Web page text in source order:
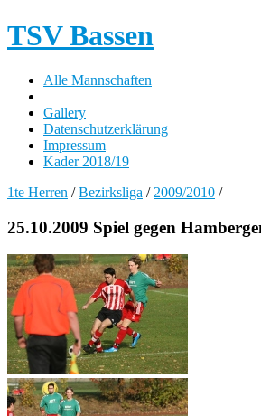
TSV Bassen
Alle Mannschaften
Gallery
Datenschutzerklärung
Impressum
Kader 2018/19
1te Herren /Bezirksliga / 2009/2010 /
25.10.2009 Spiel gegen